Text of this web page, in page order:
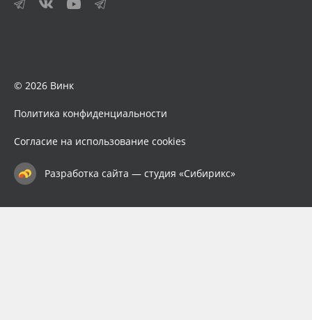
© 2026 Винк
Политика конфиденциальности
Согласие на использование cookies
Разработка сайта — студия «Сибирикс»